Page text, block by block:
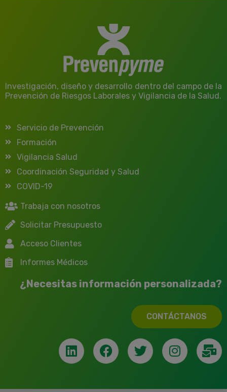
Investigación, diseño y desarrollo dentro del campo de la
Prevención de Riesgos Laborales y Vigilancia de la Salud.
Servicio de Prevención
Formación
Vigilancia Salud
Coordinación Seguridad y Salud
COVID-19
Trabaja con nosotros
Solicitar Presupuesto
Acceso Clientes
Informes Médicos
¿Necesitas información personalizada?
CONTÁCTANOS